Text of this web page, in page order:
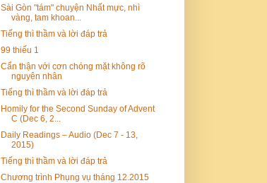
Sài Gòn "tám" chuyện Nhất mực, nhì
vàng, tam khoan...
Tiếng thì thầm và lời đáp trả
99 thiếu 1
Cẩn thận với cơn chóng mặt không rõ
nguyên nhân
Tiếng thì thầm và lời đáp trả
Homily for the Second Sunday of Advent
C (Dec 6, 2...
Daily Readings – Audio (Dec 7 - 13,
2015)
Tiếng thì thầm và lời đáp trả
Chương trình Phụng vụ tháng 12.2015